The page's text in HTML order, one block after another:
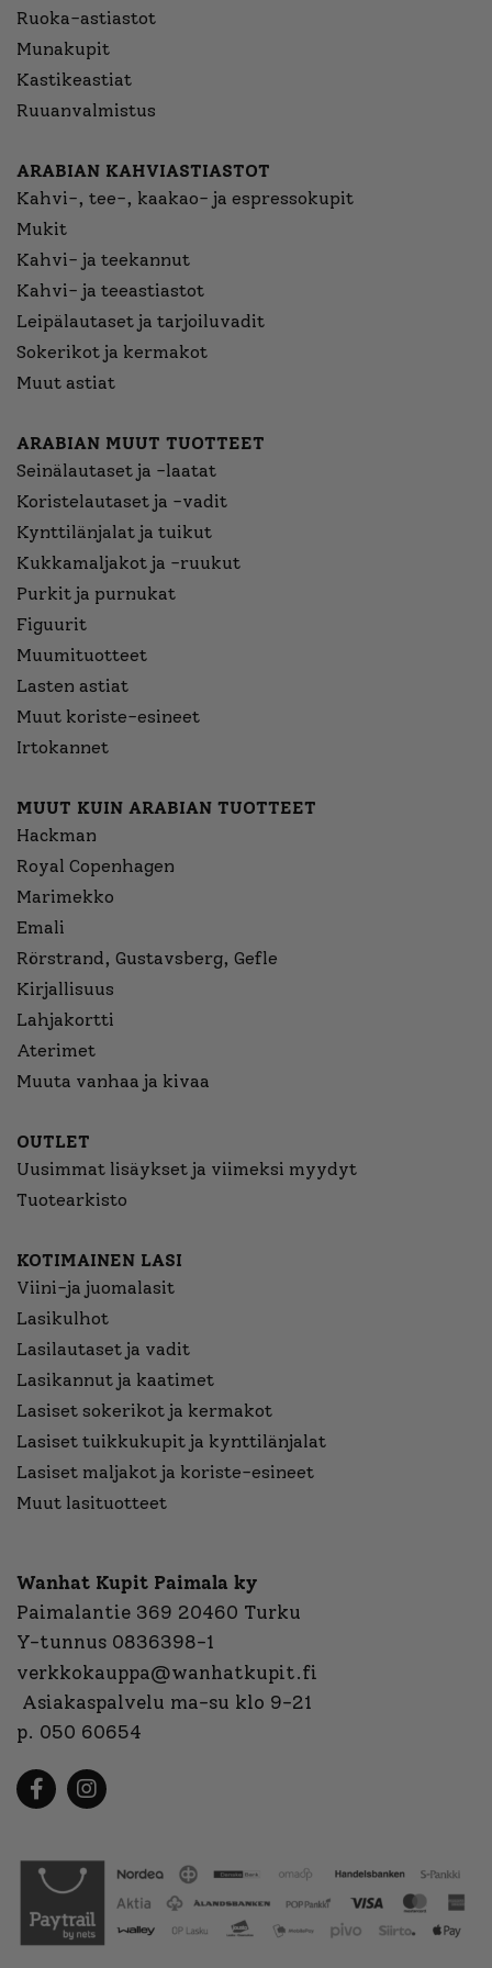
Ruoka-astiastot
Munakupit
Kastikeastiat
Ruuanvalmistus
ARABIAN KAHVIASTIASTOT
Kahvi-, tee-, kaakao- ja espressokupit
Mukit
Kahvi- ja teekannut
Kahvi- ja teeastiastot
Leipälautaset ja tarjoiluvadit
Sokerikot ja kermakot
Muut astiat
ARABIAN MUUT TUOTTEET
Seinälautaset ja -laatat
Koristelautaset ja -vadit
Kynttilänjalat ja tuikut
Kukkamaljakot ja -ruukut
Purkit ja purnukat
Figuurit
Muumituotteet
Lasten astiat
Muut koriste-esineet
Irtokannet
MUUT KUIN ARABIAN TUOTTEET
Hackman
Royal Copenhagen
Marimekko
Emali
Rörstrand, Gustavsberg, Gefle
Kirjallisuus
Lahjakortti
Aterimet
Muuta vanhaa ja kivaa
OUTLET
Uusimmat lisäykset ja viimeksi myydyt
Tuotearkisto
KOTIMAINEN LASI
Viini-ja juomalasit
Lasikulhot
Lasilautaset ja vadit
Lasikannut ja kaatimet
Lasiset sokerikot ja kermakot
Lasiset tuikkukupit ja kynttilänjalat
Lasiset maljakot ja koriste-esineet
Muut lasituotteet
Wanhat Kupit Paimala ky
Paimalantie 369 20460 Turku
Y-tunnus 0836398-1
verkkokauppa@wanhatkupit.fi
Asiakaspalvelu ma-su klo 9-21
p. 050 60654